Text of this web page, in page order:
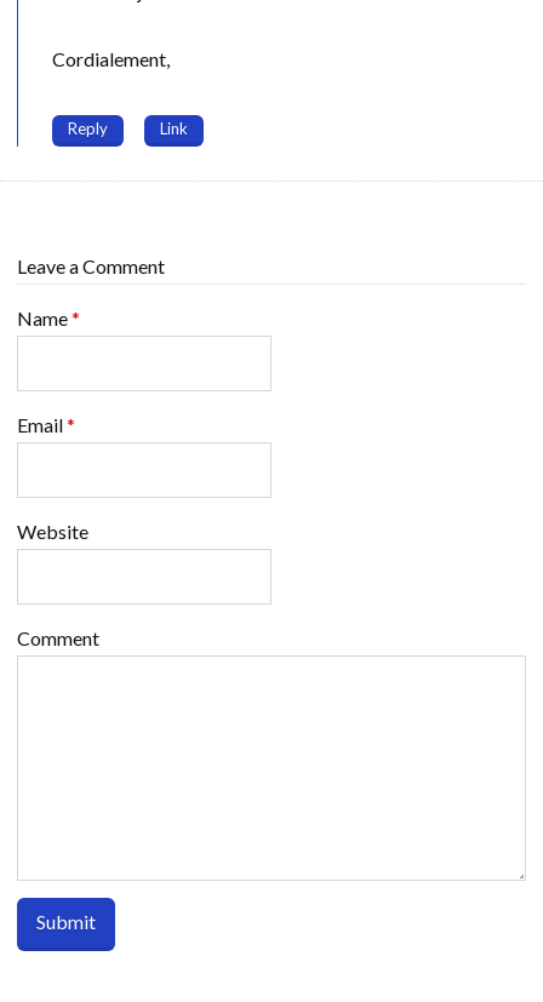
Cordialement,
Reply Link
Leave a Comment
Name*
Email*
Website
Comment